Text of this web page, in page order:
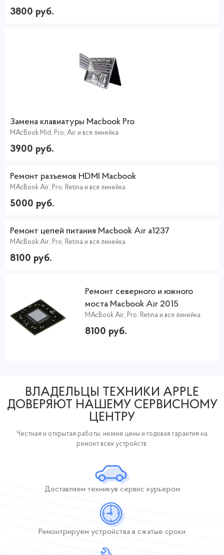
3800 руб.
Замена клавиатуры Macbook Pro
MAcBook Mid, Pro, Air и вся линейка
3900 руб.
Ремонт разъемов HDMI Macbook
MAcBook Air, Pro, Retina и вся линейка
5000 руб.
Ремонт цепей питания Macbook Air a1237
MAcBook Air, Pro, Retina и вся линейка
8100 руб.
Ремонт северного и южного
моста Macbook Air 2015
MAcBook Air, Pro, Retina и вся линейка
8100 руб.
ВЛАДЕЛЬЦЫ ТЕХНИКИ APPLE
ДОВЕРЯЮТ НАШЕМУ СЕРВИСНОМУ
ЦЕНТРУ
Честная и открытая работы, низкие цены и годовая гарантия на
ремонт всех устройств.
Доставляем техникув сервис курьером
Ремонтрируем устройства в сжатые сроки